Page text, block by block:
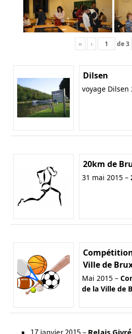
« ‹ de3
Dilsen
voyage Dilsen
20km de
31 mai 2015 –
Ville de
Mai 2015 –
de la Ville de
17 janvier 2015 – Relais